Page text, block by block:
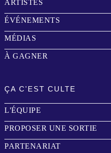
ARTISTES
ÉVÉNEMENTS
MÉDIAS
À GAGNER
ÇA C'EST CULTE
L'ÉQUIPE
PROPOSER UNE SORTIE
PARTENARIAT